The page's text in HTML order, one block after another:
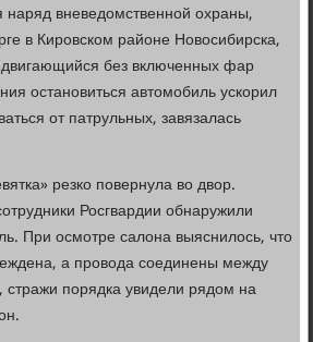
вневедомственной охраны,
в Кировском районе Новосибирска,
без включенных фар
остановиться автомобиль ускорил
от патрульных, завязалась
резко повернула во двор.
Росгвардии обнаружили
При осмотре салона выяснилось, что
а провода соединены между
порядка увидели рядом на